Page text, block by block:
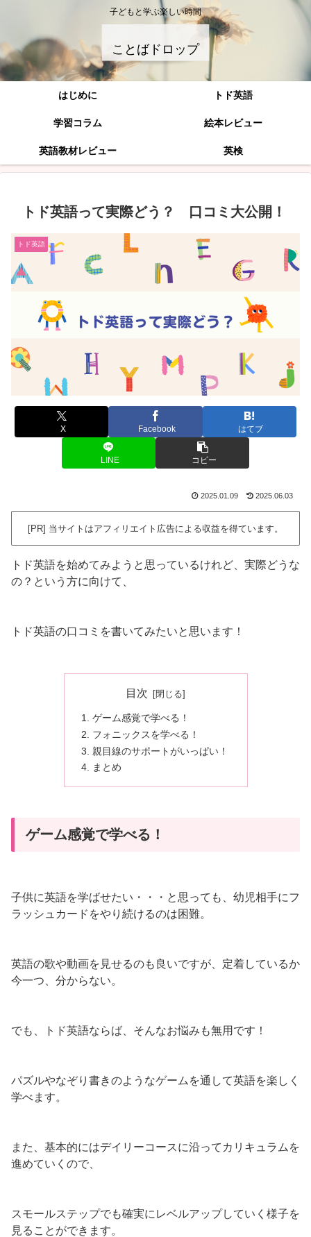
子どもと学ぶ楽しい時間
ことばドロップ
はじめに トド英語
学習コラム 絵本レビュー
英語教材レビュー 英検
トド英語って実際どう？ 口コミ大公開！
トド英語
X Facebook はてブ
LINE コピー
2025.01.09 2025.06.03
[PR] 当サイトはアフィリエイト広告による収益を得ています。
トド英語を始めてみようと思っているけれど、実際どうな
の？という方に向けて、
トド英語の口コミを書いてみたいと思います！
目次
ゲーム感覚で学べる！
フォニックスを学べる！
親目線のサポートがいっぱい！
まとめ
ゲーム感覚で学べる！
子供に英語を学ばせたい・・・と思っても、幼児相手にフ
ラッシュカードをやり続けるのは困難。
英語の歌や動画を見せるのも良いですが、定着しているか
今一つ、分からない。
でも、トド英語ならば、そんなお悩みも無用です！
パズルやなぞり書きのようなゲームを通して英語を楽しく
学べます。
また、基本的にはデイリーコースに沿ってカリキュラムを
進めていくので、
スモールステップでも確実にレベルアップしていく様子を
見ることができます。